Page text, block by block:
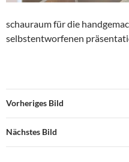
schauraum für die
selbstentworfenen
Vorheriges Bild
Nächstes Bild